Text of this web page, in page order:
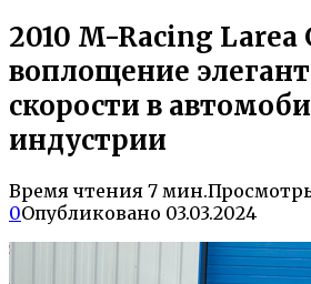
2010 M-Racing Larea
воплощение
скорости в
индустрии
Время чтения 7 мин.
0Опубликовано 03.03.2024